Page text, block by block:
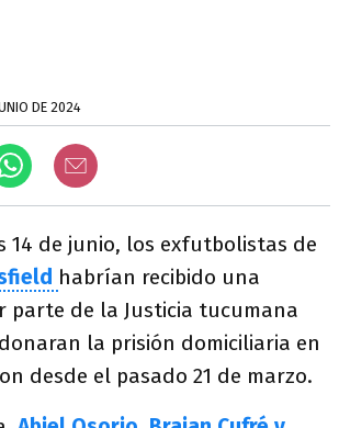
DE 2024
14 de junio, los exfutbolistas de
habrían recibido una
parte de la Justicia tucumana
la prisión domiciliaria en
desde el pasado 21 de marzo.